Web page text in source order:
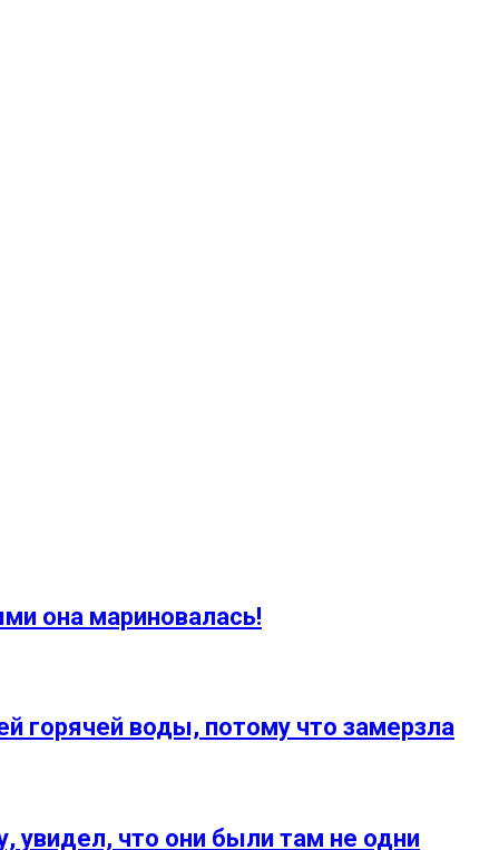
она мариновалась!
горячей воды, потому что замерзла
увидел, что они были там не одни